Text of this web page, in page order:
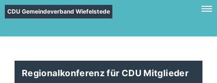
CDU Gemeindeverband Wiefelstede
Regionalkonferenz für CDU Mitglieder